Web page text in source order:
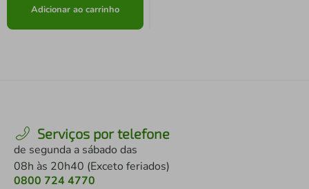
Adicionar ao carrinho
Serviços por telefone
de segunda a sábado das
08h às 20h40 (Exceto feriados)
0800 724 4770